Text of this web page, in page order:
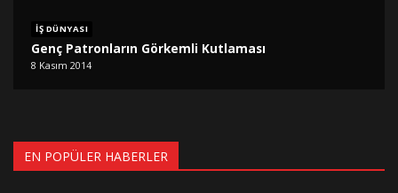
İŞ DÜNYASI
Genç Patronların Görkemli Kutlaması
8 Kasım 2014
EN POPÜLER HABERLER